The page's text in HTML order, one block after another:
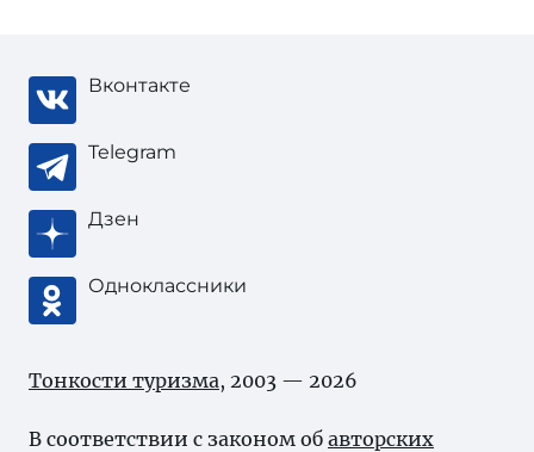
Вконтакте
Telegram
Дзен
Одноклассники
Тонкости туризма, 2003 — 2026
В соответствии с законом об авторских